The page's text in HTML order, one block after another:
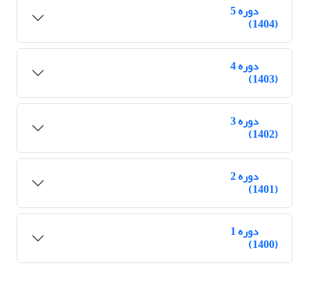
دوره 5
(1404)
دوره 4
(1403)
دوره 3
(1402)
دوره 2
(1401)
دوره 1
(1400)